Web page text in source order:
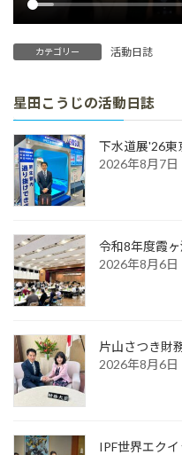
カテゴリー 活動日誌
星田こうじの活動日誌
下水道展'26東
2026年8月7日
令和8年度霞
2026年8月6日
片山さつき財
2026年8月6日
IPF世界エク